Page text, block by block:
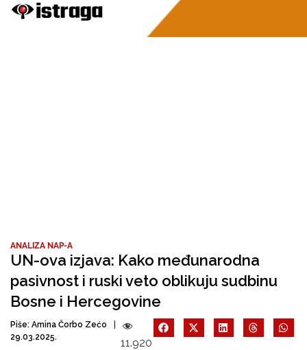
ANALIZA NAP-A
UN-ova izjava: Kako međunarodna
pasivnost i ruski veto oblikuju sudbinu
Bosne i Hercegovine
Piše: Amina Čorbo Zećo
29.03.2025.
11.920